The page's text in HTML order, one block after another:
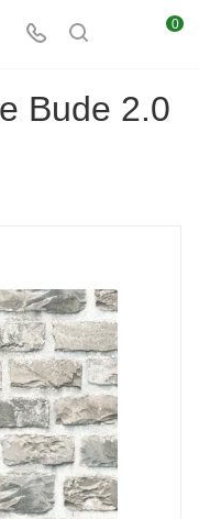
0
Bude 2.0